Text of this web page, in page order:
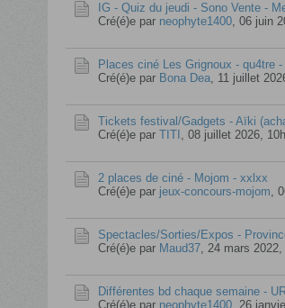
IG - Quiz du jeudi - Sono Vente -
Cré(é)e par neophyte1400, 06 juin
Places ciné Les Grignoux - qu4tre
Cré(é)e par Bona Dea, 11 juillet
Tickets festival/Gadgets - Aïki
Cré(é)e par TITI , 08 juillet 2026,
2 places de ciné - Mojom - xxlxx
Cré(é)e par jeux-concours-mojom,
Spectacles/Sorties/Expos -
Cré(é)e par Maud37, 24 mars 2022,
Différentes bd chaque semaine -
Cré(é)e par neophyte1400, 26